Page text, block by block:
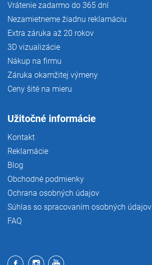
Vrátenie zadarmo do 365 dní
Nezamietneme žiadnu reklamáciu
Extra záruka až 20 rokov
3D vizualizácie
Nákup na firmu
Záruka okamžitej výmeny
Ceny šité na mieru
Užitočné informácie
Kontakt
Reklamácie
Blog
Obchodné podmienky
Ochrana osobných údajov
Súhlas so spracovaním osobných údajov
FAQ